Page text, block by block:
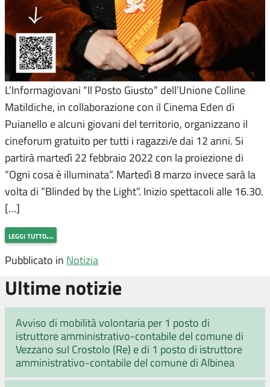
L’Informagiovani “Il Posto Giusto” dell’Unione Colline
Matildiche, in collaborazione con il Cinema Eden di
Puianello e alcuni giovani del territorio, organizzano il
cineforum gratuito per tutti i ragazzi/e dai 12 anni. Si
partirà martedì 22 febbraio 2022 con la proiezione di
“Ogni cosa è illuminata”. Martedì 8 marzo invece sarà la
volta di “Blinded by the Light”. Inizio spettacoli alle 16.30.
[…]
leggi tutto…
Pubblicato in Notizia
Ultime notizie
Avviso di mobilità volontaria per 1 posto di
istruttore amministrativo-contabile del comune di
Vezzano sul Crostolo (Re) e di 1 posto di istruttore
amministrativo-contabile del comune di Albinea